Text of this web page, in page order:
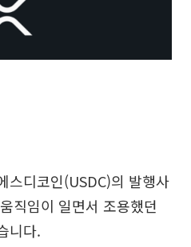
스디코인(USDC)의 발행사
직임이 일면서 조용했던
니다.